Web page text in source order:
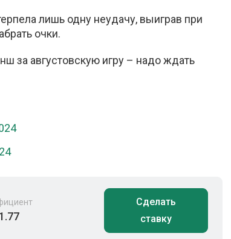
лишь одну неудачу, выиграв при
очки.
за августовскую игру – надо ждать
1.77
Сделать
ставку